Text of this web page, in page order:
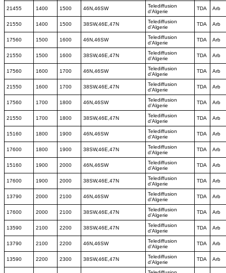
21455 1400 1500 46N,46SW
Telediffusion
d'Algerie
TDA Arb
21550 1400 1500 38SW,46E,47N
Telediffusion
d'Algerie
TDA Arb
17560 1500 1600 46N,46SW
Telediffusion
d'Algerie
TDA Arb
21550 1500 1600 38SW,46E,47N
Telediffusion
d'Algerie
TDA Arb
17560 1600 1700 46N,46SW
Telediffusion
d'Algerie
TDA Arb
21550 1600 1700 38SW,46E,47N
Telediffusion
d'Algerie
TDA Arb
17560 1700 1800 46N,46SW
Telediffusion
d'Algerie
TDA Arb
21550 1700 1800 38SW,46E,47N
Telediffusion
d'Algerie
TDA Arb
15160 1800 1900 46N,46SW
Telediffusion
d'Algerie
TDA Arb
17600 1800 1900 38SW,46E,47N
Telediffusion
d'Algerie
TDA Arb
15160 1900 2000 46N,46SW
Telediffusion
d'Algerie
TDA Arb
17600 1900 2000 38SW,46E,47N
Telediffusion
d'Algerie
TDA Arb
13790 2000 2100 46N,46SW
Telediffusion
d'Algerie
TDA Arb
17600 2000 2100 38SW,46E,47N
Telediffusion
d'Algerie
TDA Arb
13590 2100 2200 38SW,46E,47N
Telediffusion
d'Algerie
TDA Arb
13790 2100 2200 46N,46SW
Telediffusion
d'Algerie
TDA Arb
13590 2200 2300 38SW,46E,47N
Telediffusion
d'Algerie
TDA Arb